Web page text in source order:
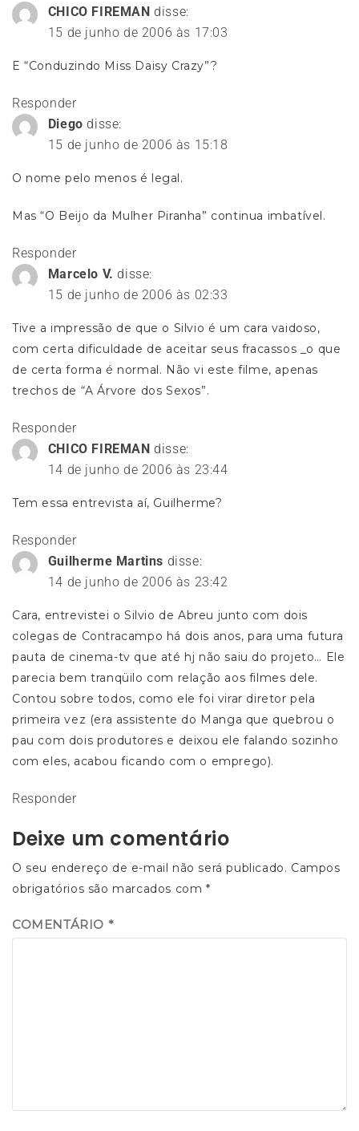
CHICO FIREMAN disse:
15 de junho de 2006 às 17:03
E “Conduzindo Miss Daisy Crazy”?
Responder
Diego disse:
15 de junho de 2006 às 15:18
O nome pelo menos é legal.
Mas “O Beijo da Mulher Piranha” continua imbatível.
Responder
Marcelo V. disse:
15 de junho de 2006 às 02:33
Tive a impressão de que o Silvio é um cara vaidoso,
com certa dificuldade de aceitar seus fracassos _o que
de certa forma é normal. Não vi este filme, apenas
trechos de “A Árvore dos Sexos”.
Responder
CHICO FIREMAN disse:
14 de junho de 2006 às 23:44
Tem essa entrevista aí, Guilherme?
Responder
Guilherme Martins disse:
14 de junho de 2006 às 23:42
Cara, entrevistei o Silvio de Abreu junto com dois
colegas de Contracampo há dois anos, para uma futura
pauta de cinema-tv que até hj não saiu do projeto… Ele
parecia bem tranqüilo com relação aos filmes dele.
Contou sobre todos, como ele foi virar diretor pela
primeira vez (era assistente do Manga que quebrou o
pau com dois produtores e deixou ele falando sozinho
com eles, acabou ficando com o emprego).
Responder
Deixe um comentário
O seu endereço de e-mail não será publicado. Campos
obrigatórios são marcados com*
COMENTÁRIO *